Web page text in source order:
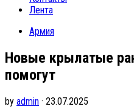
Лента
Армия
Новые крылатые
помогут
by admin · 23.07.2025